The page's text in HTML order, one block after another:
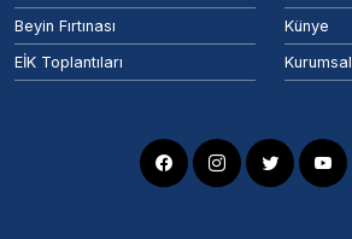
Beyin Fırtınası
EİK Toplantıları
Künye
Kurumsal